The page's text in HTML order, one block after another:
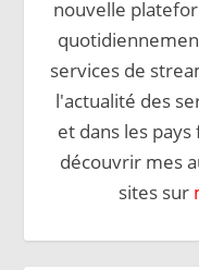
nouvelle
services de
l'actualité des
et dans les
découvrir mes
sites sur